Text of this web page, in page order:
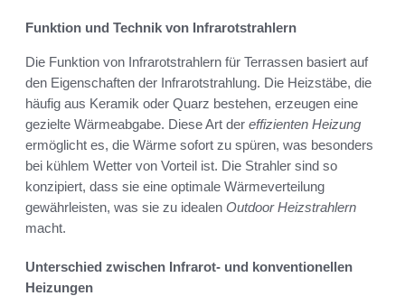
Funktion und Technik von Infrarotstrahlern
Die Funktion von Infrarotstrahlern für Terrassen basiert auf
den Eigenschaften der Infrarotstrahlung. Die Heizstäbe, die
häufig aus Keramik oder Quarz bestehen, erzeugen eine
gezielte Wärmeabgabe. Diese Art der effizienten Heizung
ermöglicht es, die Wärme sofort zu spüren, was besonders
bei kühlem Wetter von Vorteil ist. Die Strahler sind so
konzipiert, dass sie eine optimale Wärmeverteilung
gewährleisten, was sie zu idealen Outdoor Heizstrahlern
macht.
Unterschied zwischen Infrarot- und konventionellen
Heizungen